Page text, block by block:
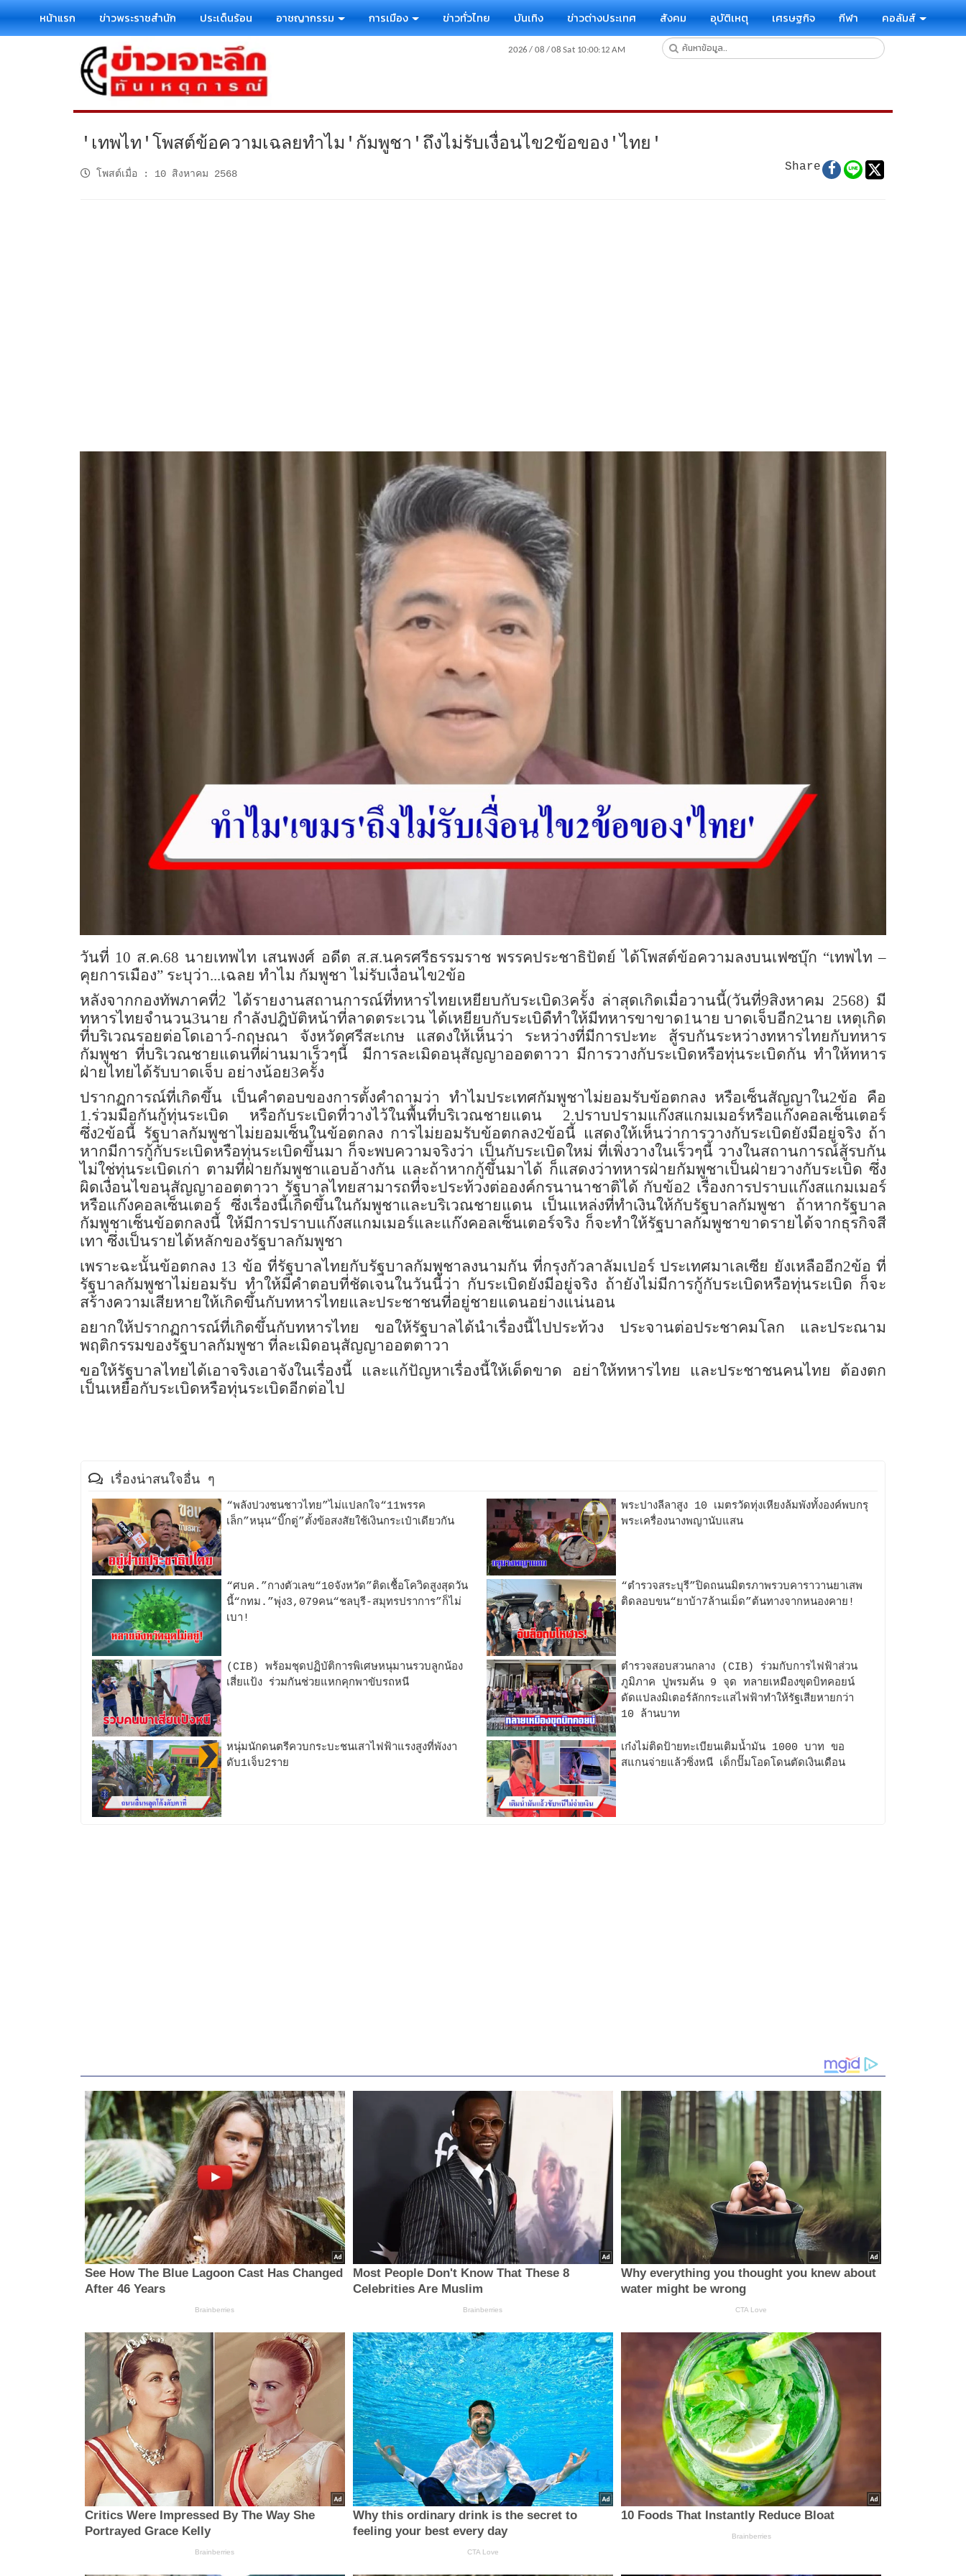
หน้าแรก ข่าวพระราชสำนัก ประเด็นร้อน อาชญากรรม การเมือง ข่าวทั่วไทย บันเทิง ข่าวต่างประเทศ สังคม อุบัติเหตุ เศรษฐกิจ กีฬา คอลัมส์
'เทพไท'โพสต์ข้อความเฉลยทำไม'กัมพูชา'ถึงไม่รับเงื่อนไข2ข้อของ'ไทย'
โพสต์เมื่อ : 10 สิงหาคม 2568
Share
วันที่ 10 ส.ค.68 นายเทพไท เสนพงศ์ อดีต ส.ส.นครศรีธรรมราช พรรคประชาธิปัตย์ ได้โพสต์ข้อความลงบนเฟซบุ๊ก “เทพไท –
คุยการเมือง” ระบุว่า...เฉลย ทำไม กัมพูชา ไม่รับเงื่อนไข2ข้อ
หลังจากกองทัพภาคที่2 ได้รายงานสถานการณ์ที่ทหารไทยเหยียบกับระเบิด3ครั้ง ล่าสุดเกิดเมื่อวานนี้(วันที่9สิงหาคม 2568) มี
ทหารไทยจำนวน3นาย กำลังปฎิบัติหน้าที่ลาดตระเวน ได้เหยียบกับระเบิดืทำให้มีทหารขาขาด1นาย บาดเจ็บอีก2นาย เหตุเกิด
ที่บริเวณรอยต่อโดเอาว์-กฤษณา จังหวัดศรีสะเกษ แสดงให้เห็นว่า ระหว่างที่มีการปะทะ สู้รบกันระหว่างทหารไทยกับทหาร
กัมพูชา ที่บริเวณชายแดนที่ผ่านมาเร็วๆนี้ มีการละเมิดอนุสัญญาออตตาวา มีการวางกับระเบิดหรือทุ่นระเบิดกัน ทำให้ทหาร
ฝ่ายไทยได้รับบาดเจ็บ อย่างน้อย3ครั้ง
ปรากฏการณ์ที่เกิดขึ้น เป็นคำตอบของการตั้งคำถามว่า ทำไมประเทศกัมพูชาไม่ยอมรับข้อตกลง หรือเซ็นสัญญาใน2ข้อ คือ
1.ร่วมมือกันกู้ทุ่นระเบิด หรือกับระเบิดที่วางไว้ในพื้นที่บริเวณชายแดน 2.ปราบปรามแก๊งสแกมเมอร์หรือแก๊งคอลเซ็นเตอร์
ซึ่ง2ข้อนี้ รัฐบาลกัมพูชาไม่ยอมเซ็นในข้อตกลง การไม่ยอมรับข้อตกลง2ข้อนี้ แสดงให้เห็นว่าการวางกับระเบิดยังมีอยู่จริง ถ้า
หากมีการกู้กับระเบิดหรือทุ่นระเบิดขึ้นมา ก็จะพบความจริงว่า เป็นกับระเบิดใหม่ ที่เพิ่งวางในเร็วๆนี้ วางในสถานการณ์สู้รบกัน
ไม่ใช่ทุ่นระเบิดเก่า ตามที่ฝ่ายกัมพูชาแอบอ้างกัน และถ้าหากกู้ขึ้นมาได้ ก็แสดงว่าทหารฝ่ายกัมพูชาเป็นฝ่ายวางกับระเบิด ซึ่ง
ผิดเงื่อนไขอนุสัญญาออตตาวา รัฐบาลไทยสามารถที่จะประท้วงต่อองค์กรนานาชาติได้ กับข้อ2 เรื่องการปราบแก๊งสแกมเมอร์
หรือแก๊งคอลเซ็นเตอร์ ซึ่งเรื่องนี้เกิดขึ้นในกัมพูชาและบริเวณชายแดน เป็นแหล่งที่ทำเงินให้กับรัฐบาลกัมพูชา ถ้าหากรัฐบาล
กัมพูชาเซ็นข้อตกลงนี้ ให้มีการปราบแก๊งสแกมเมอร์และแก๊งคอลเซ็นเตอร์จริง ก็จะทำให้รัฐบาลกัมพูชาขาดรายได้จากธุรกิจสี
เทา ซึ่งเป็นรายได้หลักของรัฐบาลกัมพูชา
เพราะฉะนั้นข้อตกลง 13 ข้อ ที่รัฐบาลไทยกับรัฐบาลกัมพูชาลงนามกัน ที่กรุงกัวลาลัมเปอร์ ประเทศมาเลเซีย ยังเหลืออีก2ข้อ ที่
รัฐบาลกัมพูชาไม่ยอมรับ ทำให้มีคำตอบที่ชัดเจนในวันนี้ว่า กับระเบิดยังมีอยู่จริง ถ้ายังไม่มีการกู้กับระเบิดหรือทุ่นระเบิด ก็จะ
สร้างความเสียหายให้เกิดขึ้นกับทหารไทยและประชาชนที่อยู่ชายแดนอย่างแน่นอน
อยากให้ปรากฏการณ์ที่เกิดขึ้นกับทหารไทย ขอให้รัฐบาลได้นำเรื่องนี้ไปประท้วง ประจานต่อประชาคมโลก และประณาม
พฤติกรรมของรัฐบาลกัมพูชา ที่ละเมิดอนุสัญญาออตตาวา
ขอให้รัฐบาลไทยได้เอาจริงเอาจังในเรื่องนี้ และแก้ปัญหาเรื่องนี้ให้เด็ดขาด อย่าให้ทหารไทย และประชาชนคนไทย ต้องตก
เป็นเหยื่อกับระเบิดหรือทุ่นระเบิดอีกต่อไป
เรื่องน่าสนใจอื่น ๆ
“พลังปวงชนชาวไทย”ไม่แปลกใจ“11พรรค
เล็ก”หนุน“บิ๊กตู่”ตั้งข้อสงสัยใช้เงินกระเป๋าเดียวกัน
พระปางลีลาสูง 10 เมตรวัดทุ่งเหียงล้มพังทั้งองค์พบกรุ
พระเครื่องนางพญานับแสน
“ศบค.”กางตัวเลข“10จังหวัด”ติดเชื้อโควิดสูงสุดวัน
นี้“กทม.”พุ่ง3,079คน“ชลบุรี-สมุทรปราการ”ก็ไม่
เบา!
“ตำรวจสระบุรี”ปิดถนนมิตรภาพรวบคาราวานยาเสพ
ติดลอบขน“ยาบ้า7ล้านเม็ด”ต้นทางจากหนองคาย!
(CIB) พร้อมชุดปฏิบัติการพิเศษหนุมานรวบลูกน้อง
เสี่ยแป้ง ร่วมกันช่วยแหกคุกพาขับรถหนี
ตำรวจสอบสวนกลาง (CIB) ร่วมกับการไฟฟ้าส่วน
ภูมิภาค ปูพรมค้น 9 จุด ทลายเหมืองขุดบิทคอยน์
ดัดแปลงมิเตอร์ลักกระแสไฟฟ้าทำให้รัฐเสียหายกว่า
10 ล้านบาท
หนุ่มนักดนตรีควบกระบะชนเสาไฟฟ้าแรงสูงที่พังงา
ดับ1เจ็บ2ราย
เก๋งไม่ติดป้ายทะเบียนเติมน้ำมัน 1000 บาท ขอ
สแกนจ่ายแล้วซิ่งหนี เด็กปั๊มโอดโดนตัดเงินเดือน